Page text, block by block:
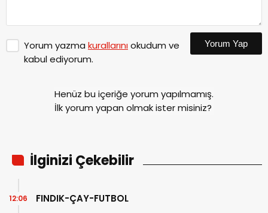
Yorum yazma kurallarınıokudum ve
kabul ediyorum.
Yorum Yap
Henüz bu içeriğe yorum yapılmamış.
İlk yorum yapan olmak ister misiniz?
İlginizi Çekebilir
FINDIK-ÇAY-FUTBOL
12:06